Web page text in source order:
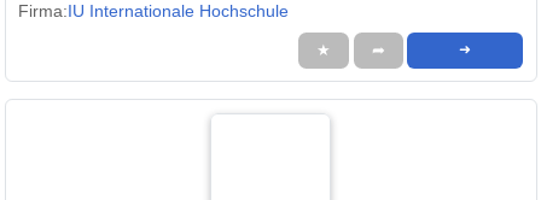
Firma:IU Internationale Hochschule
★ ➦ ➜